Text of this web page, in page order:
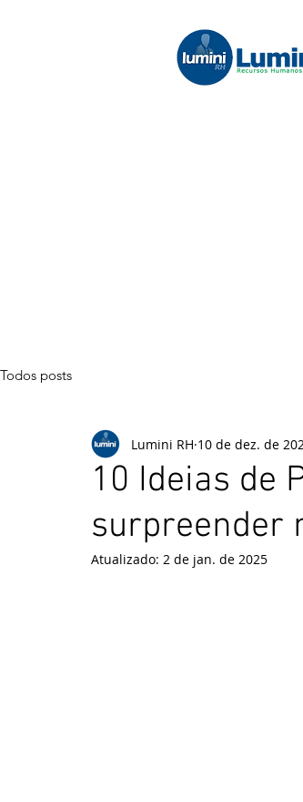
Todos posts
10 Ideias de
surpreender
Lumini RH 10 de dez. de
Atualizado: 2 de jan. de 2025